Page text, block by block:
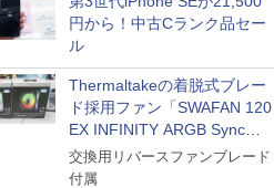
円から！中古Cランク品セー
ル
Thermaltakeの着脱式ブレー
ド採用ファン「SWAFAN 120
EX INFINITY ARGB Sync」
に単品パッケージ
交換用リバースファンブレード
付属